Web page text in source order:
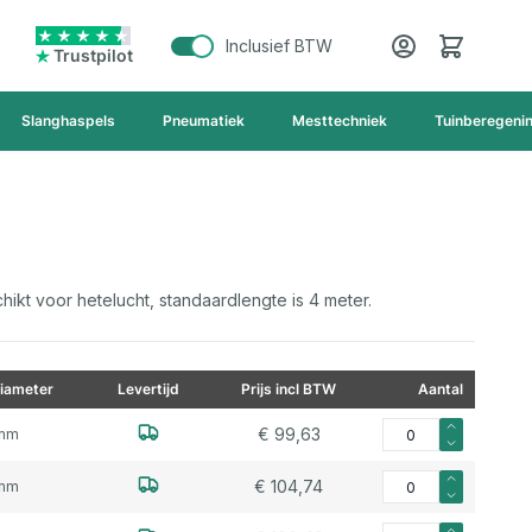
Trustpilot
Inclusief BTW Cart
Slanghaspels Pneumatiek Mesttechniek
voor hetelucht, standaardlengte is 4 meter.
Levertijd Prijs incl BTW Aantal
€ 99,63 Aantal voor
€ 104,74 Aantal voor